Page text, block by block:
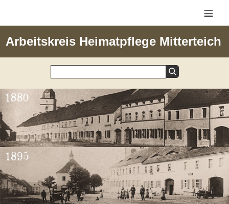
≡
Arbeitskreis Heimatpflege Mitterteich